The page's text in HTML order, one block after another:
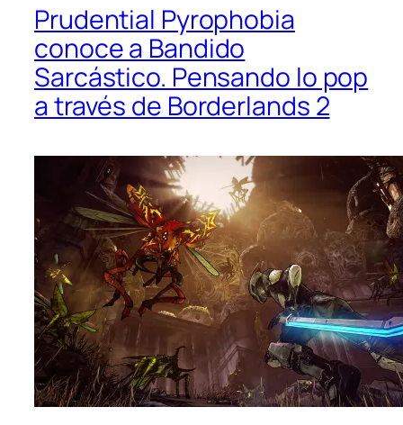
Prudential Pyrophobia
conoce a Bandido
Sarcástico. Pensando lo pop
a través de Borderlands 2